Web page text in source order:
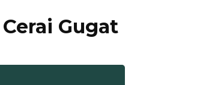
Gugat